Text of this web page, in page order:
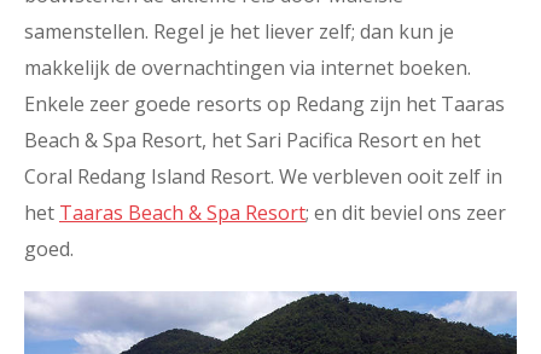
samenstellen. Regel je het liever zelf; dan kun je
makkelijk de overnachtingen via internet boeken.
Enkele zeer goede resorts op Redang zijn het Taaras
Beach & Spa Resort, het Sari Pacifica Resort en het
Coral Redang Island Resort. We verbleven ooit zelf in
het Taaras Beach & Spa Resort; en dit beviel ons zeer
goed.